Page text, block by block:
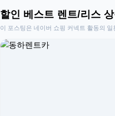
할인 베스트 렌트/리스
이 포스팅은 네이버 쇼핑 커넥트 활동의